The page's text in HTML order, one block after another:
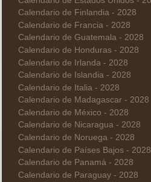
Calendario de Finlandia - 2028
Calendario de Francia - 2028
Calendario de Guatemala - 2028
Calendario de Honduras - 2028
Calendario de Irlanda - 2028
Calendario de Islandia - 2028
Calendario de Italia - 2028
Calendario de Madagascar - 2028
Calendario de México - 2028
Calendario de Nicaragua - 2028
Calendario de Noruega - 2028
Calendario de Países Bajos - 2028
Calendario de Panamá - 2028
Calendario de Paraguay - 2028